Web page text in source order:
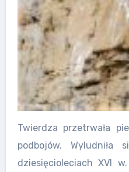
Twierdza przetrwała
podbojów.
dziesięcioleciach XVI